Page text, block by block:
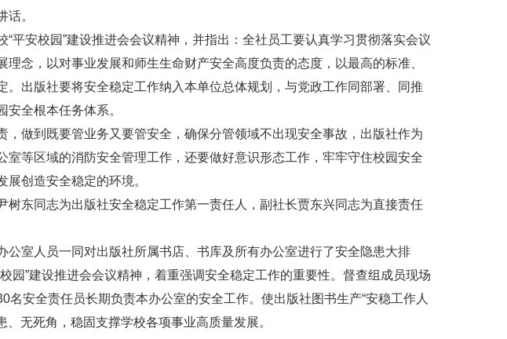
话。
平安校园”建设推进会会议精神，并指出：全社员工要认真学习贯彻落实会议
念，以对事业发展和师生生命财产安全高度负责的态度，以最高的标准、
出版社要将安全稳定工作纳入本单位总体规划，与党政工作同部署、同推
全根本任务体系。
，做到既要管业务又要管安全，确保分管领域不出现安全事故，出版社作为
等区域的消防安全管理工作，还要做好意识形态工作，牢牢守住校园安全
创造安全稳定的环境。
树东同志为出版社安全稳定工作第一责任人，副社长贾东兴同志为直接责任
公室人员一同对出版社所属书店、书库及所有办公室进行了安全隐患大排
园”建设推进会会议精神，着重强调安全稳定工作的重要性。督查组成员现场
安全责任员长期负责本办公室的安全工作。使出版社图书生产“安稳工作人
、无死角，稳固支撑学校各项事业高质量发展。